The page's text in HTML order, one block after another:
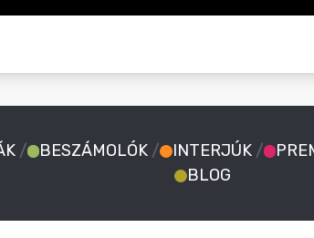
/ BESZÁMOLÓK / INTERJÚK /
BLOG